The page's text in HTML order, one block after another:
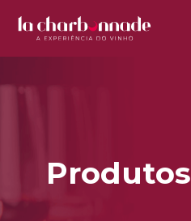
Produtos